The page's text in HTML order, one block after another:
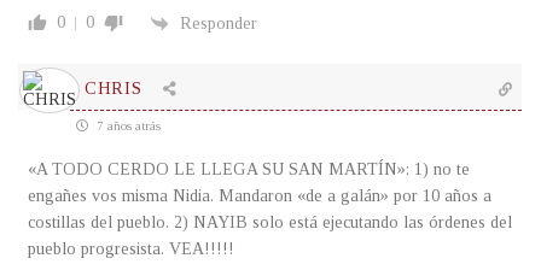
0 0 Responder
CHRIS
7 años atrás
«A TODO CERDO LE LLEGA SU SAN MARTÍN»: 1) no te
engañes vos misma Nidia. Mandaron «de a galán» por 10 años a
costillas del pueblo. 2) NAYIB solo está ejecutando las órdenes del
pueblo progresista. VEA!!!!!